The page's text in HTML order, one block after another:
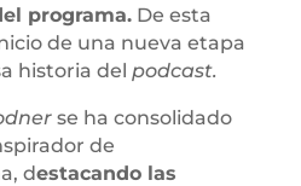
programa.De esta
de una nueva etapa
historia del podcast.
se ha consolidado
de
destacando las